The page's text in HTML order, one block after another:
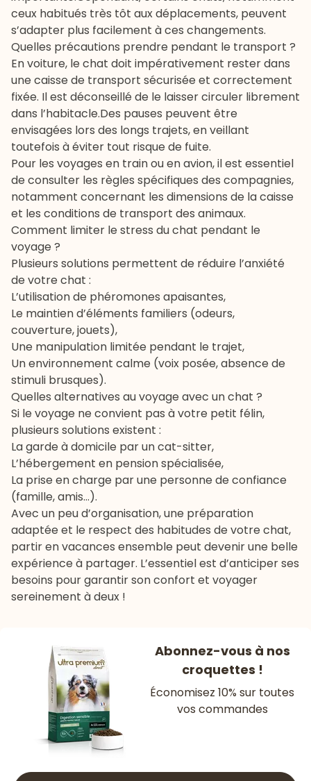
ceux habitués très tôt aux déplacements, peuvent
s’adapter plus facilement à ces changements.
Quelles précautions prendre pendant le transport ?
En voiture, le chat doit impérativement rester dans
une caisse de transport sécurisée et correctement
fixée. Il est déconseillé de le laisser circuler librement
dans l’habitacle.Des pauses peuvent être
envisagées lors des longs trajets, en veillant
toutefois à éviter tout risque de fuite.
Pour les voyages en train ou en avion, il est essentiel
de consulter les règles spécifiques des compagnies,
notamment concernant les dimensions de la caisse
et les conditions de transport des animaux.
Comment limiter le stress du chat pendant le
voyage ?
Plusieurs solutions permettent de réduire l’anxiété
de votre chat :
L’utilisation de phéromones apaisantes,
Le maintien d’éléments familiers (odeurs,
couverture, jouets),
Une manipulation limitée pendant le trajet,
Un environnement calme (voix posée, absence de
stimuli brusques).
Quelles alternatives au voyage avec un chat ?
Si le voyage ne convient pas à votre petit félin,
plusieurs solutions existent :
La garde à domicile par un cat-sitter,
L’hébergement en pension spécialisée,
La prise en charge par une personne de confiance
(famille, amis…).
Avec un peu d’organisation, une préparation
adaptée et le respect des habitudes de votre chat,
partir en vacances ensemble peut devenir une belle
expérience à partager. L’essentiel est d’anticiper ses
besoins pour garantir son confort et voyager
sereinement à deux !
Abonnez-vous à nos
croquettes !
Économisez 10% sur toutes
vos commandes